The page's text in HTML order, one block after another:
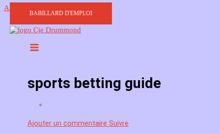
Aller au contenu
BABILLARD D'EMPLOI
sports betting guide
Ajouter un commentaire Suivre